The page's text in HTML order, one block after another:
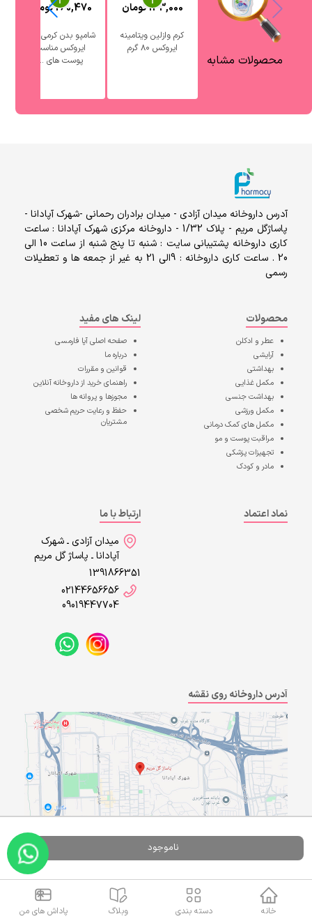
محصولات مشابه
کرم وازلین ویتامینه
ایروکس ۸۰ گرم
133,000تومان
شامپو بدن کرمی بچه
ایروکس مناسب
پوست های ...
260,470تومان
ناموجود
آدرس داروخانه میدان آزادی - میدان برادران رحمانی -شهرک آپادانا -
پاساژگل مریم - پلاک 1/32 - داروخانه مرکزی شهرک آپادانا : ساعت
کاری داروخانه پشتیبانی سایت : شنبه تا پنج شنبه از ساعت 10 الی
20 . ساعت کاری داروخانه : 9الی 21 به غیر از جمعه ها و تعطیلات
رسمی
محصولات
عطر و ادکلن
آرایشی
بهداشتی
مکمل غذایی
بهداشت جنسی
مکمل ورزشی
مکمل های کمک درمانی
مراقبت پوست و مو
تجهیزات پزشکی
مادر و کودک
لینک های مفید
صفحه اصلیآپا فارمسی
درباره ما
قوانین و مقررات
راهنمای خرید از داروخانه آنلاین
مجوزها و پروانه ها
حفظ و رعایت حریم شخصی
مشتریان
نماد اعتماد
ارتباط با ما
میدان آزادی ـ شهرک
آپادانا ـ پاساژ گل مریم
1391866351
02144656656
09019447704
آدرس داروخانه روی نقشه
A Pluss
Powered By
خانه دسته بندی وبلاگ پاداش های من